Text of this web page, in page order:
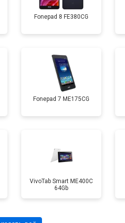
от 60 мин
от 60 мин
Fonepad 8 FE380CG
Fonepad 7 ME175CG
VivoTab Smart ME400C
64Gb